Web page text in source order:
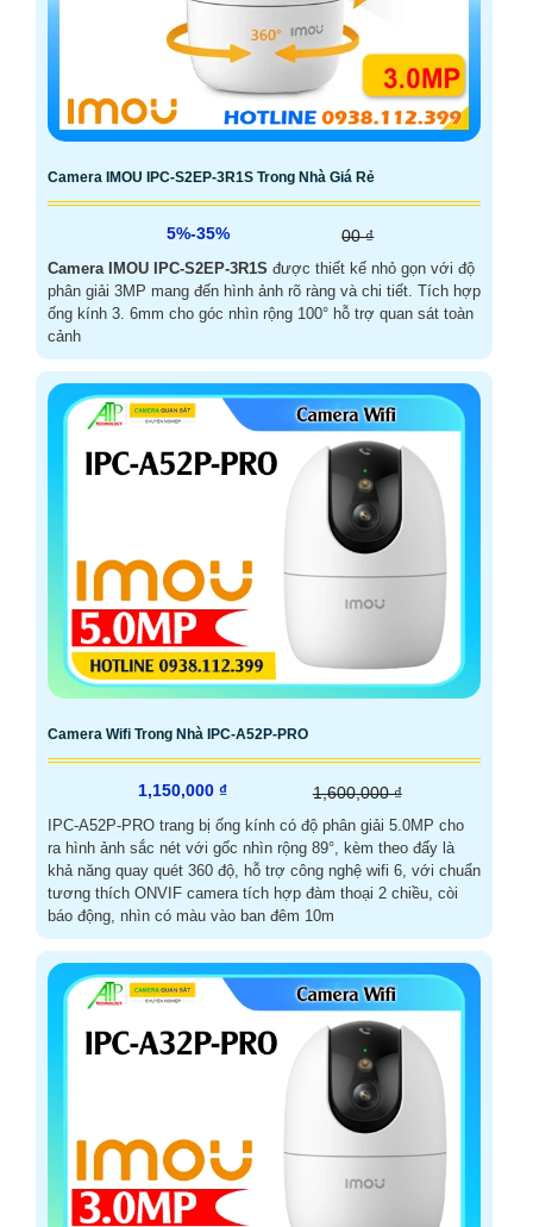
Camera IMOU IPC-S2EP-3R1S Trong Nhà Giá Rẻ
5%-35% 00 ₫
Camera IMOU IPC-S2EP-3R1S được thiết kế nhỏ gọn với độ
phân giải 3MP mang đến hình ảnh rõ ràng và chi tiết. Tích hợp
ống kính 3. 6mm cho góc nhìn rộng 100° hỗ trợ quan sát toàn
cảnh
Camera Wifi Trong Nhà IPC-A52P-PRO
1,150,000 ₫ 1,600,000 ₫
IPC-A52P-PRO trang bị ống kính có độ phân giải 5.0MP cho
ra hình ảnh sắc nét với gốc nhìn rộng 89°, kèm theo đấy là
khả năng quay quét 360 độ, hỗ trợ công nghệ wifi 6, với chuẩn
tương thích ONVIF camera tích hợp đàm thoại 2 chiều, còi
báo động, nhìn có màu vào ban đêm 10m